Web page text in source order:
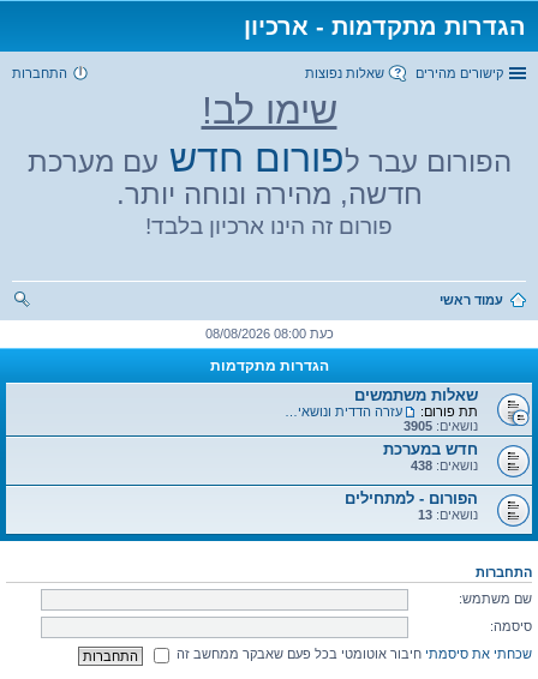
הגדרות מתקדמות - ארכיון
קישורים מהירים שאלות נפוצות התחברות
שימו לב!
הפורום עבר לפורום חדש עם מערכת
חדשה, מהירה ונוחה יותר.
פורום זה הינו ארכיון בלבד!
עמוד ראשי
כעת 08:00 08/08/2026
הגדרות מתקדמות
שאלות משתמשים
תת פורום:
נושאים: 3905
חדש במערכת
נושאים: 438
הפורום - למתחילים
נושאים: 13
התחברות
שם משתמש:
סיסמה:
שכחתי את סיסמתי חיבור אוטומטי בכל פעם שאבקר ממחשב זה